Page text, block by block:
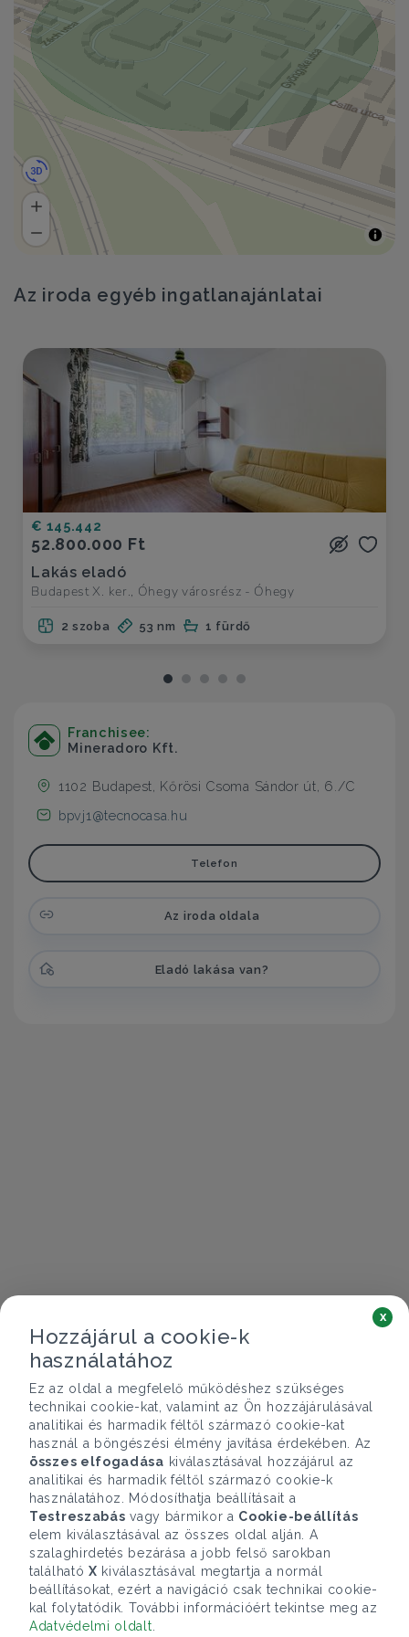
Az iroda egyéb ingatlanajánlatai
€ 145.442
52.800.000 Ft
Lakás eladó
Budapest X. ker., Óhegy városrész - Óhegy
2 szoba 53 nm 1 fürdő
Franchisee:
Mineradoro Kft.
1102 Budapest, Kőrösi Csoma Sándor út, 6./C
bpvj1@tecnocasa.hu
Telefon
Az iroda oldala
Eladó lakása van?
Hozzájárul a cookie-k
használatához
Ez az oldal a megfelelő működéshez szükséges
technikai cookie-kat, valamint az Ön hozzájárulásával
analitikai és harmadik féltől származó cookie-kat
használ a böngészési élmény javítása érdekében. Az
összes elfogadása kiválasztásával hozzájárul az
analitikai és harmadik féltől származó cookie-k
használatához. Módosíthatja beállításait a
Testreszabás vagy bármikor a Cookie-beállítás
elem kiválasztásával az összes oldal alján. A
szalaghirdetés bezárása a jobb felső sarokban
található X kiválasztásával megtartja a normál
beállításokat, ezért a navigáció csak technikai cookie-
kal folytatódik. További információért tekintse meg az
Adatvédelmi oldalt
x